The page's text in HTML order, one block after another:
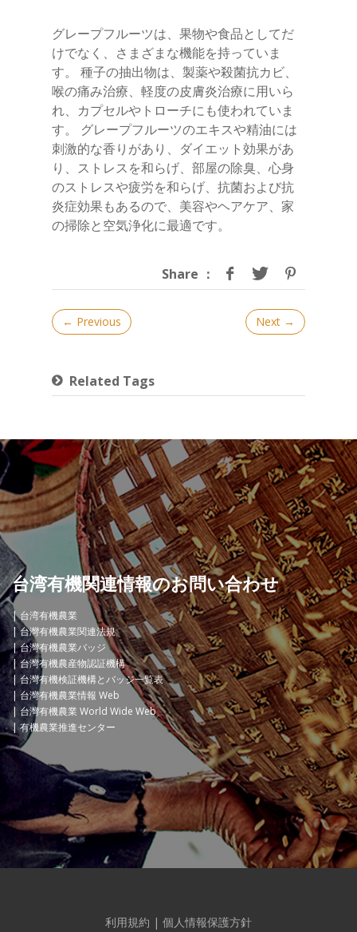
グレープフルーツは、果物や食品としてだ
けでなく、さまざまな機能を持っていま
す。 種子の抽出物は、製薬や殺菌抗カビ、
喉の痛み治療、軽度の皮膚炎治療に用いら
れ、カプセルやトローチにも使われていま
す。 グレープフルーツのエキスや精油には
刺激的な香りがあり、ダイエット効果があ
り、ストレスを和らげ、部屋の除臭、心身
のストレスや疲労を和らげ、抗菌および抗
炎症効果もあるので、美容やヘアケア、家
の掃除と空気浄化に最適です。
Share ：
← Previous Next →
Related Tags
台湾有機関連情報のお問い合わせ
台湾有機農業
台灣有機農業関連法規
台灣有機農業バッジ
台灣有機農産物認証機構
台灣有機検証機構とバッジ一覧表
台灣有機農業情報 Web
台灣有機農業 World Wide Web
有機農業推進センター
利用規約 | 個人情報保護方針